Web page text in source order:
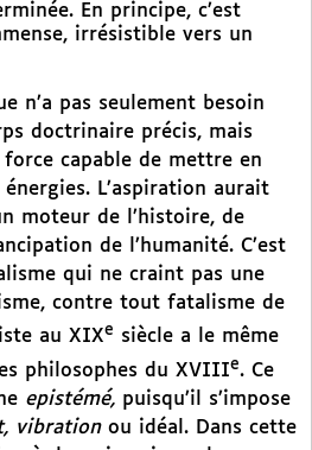
En principe, c’est
irrésistible vers un
n’a pas seulement besoin
doctrinaire précis, mais
force capable de mettre en
L’aspiration aurait
moteur de l’histoire, de
de l’humanité. C’est
qui ne craint pas une
contre tout fatalisme de
au XIXe siècle a le même
philosophes du XVIIIe. Ce
epistémé, puisqu’il s’impose
vibrationou idéal. Dans cette